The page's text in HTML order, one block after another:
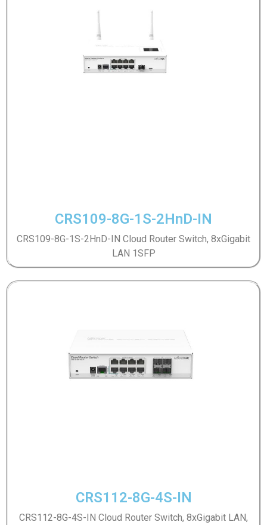
CRS109-8G-1S-2HnD-IN
CRS109-8G-1S-2HnD-IN Cloud Router Switch, 8xGigabit
LAN 1SFP
CRS112-8G-4S-IN
CRS112-8G-4S-IN Cloud Router Switch, 8xGigabit LAN,